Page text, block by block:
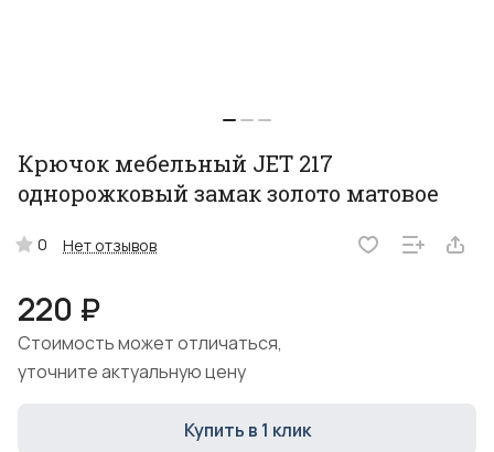
Крючок мебельный JET 217
однорожковый замак золото матовое
0 Нет отзывов
220 ₽
Стоимость может отличаться,
уточните актуальную цену
Купить в 1 клик